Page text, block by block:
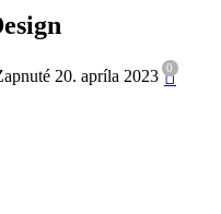
20. apríla 2023 0